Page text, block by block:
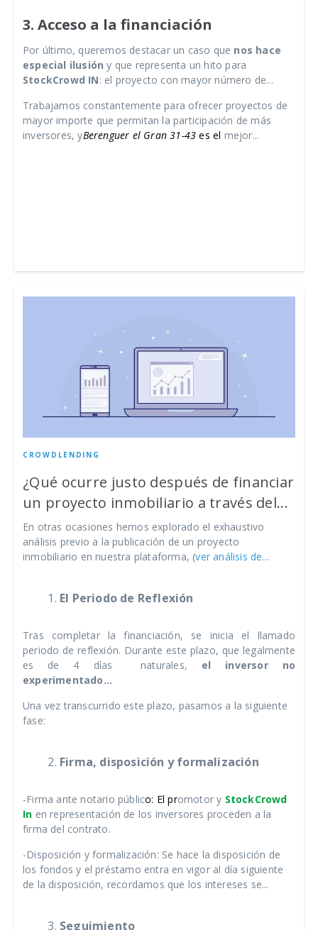
3. Acceso a la financiación
Por último, queremos destacar un caso que nos hace
especial ilusión y que representa un hito para
StockCrowd IN: el proyecto con mayor número de...
Trabajamos constantemente para ofrecer proyectos de
mayor importe que permitan la participación de más
inversores, yBerenguer el Gran 31-43 es el mejor...
CROWDLENDING
¿Qué ocurre justo después de financiar
un proyecto inmobiliario a través del...
En otras ocasiones hemos explorado el exhaustivo
análisis previo a la publicación de un proyecto
inmobiliario en nuestra plataforma, (ver análisis de...
El Periodo de Reflexión
Tras completar la financiación, se inicia el llamado
periodo de reflexión. Durante este plazo, que legalmente
es de 4 días naturales, el inversor no
experimentado...
Una vez transcurrido este plazo, pasamos a la siguiente
fase:
Firma, disposición y formalización
-Firma ante notario público: El promotor y StockCrowd
In en representación de los inversores proceden a la
firma del contrato.
-Disposición y formalización: Se hace la disposición de
los fondos y el préstamo entra en vigor al día siguiente
de la disposición, recordamos que los intereses se...
Seguimiento